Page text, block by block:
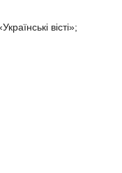
вісті»;